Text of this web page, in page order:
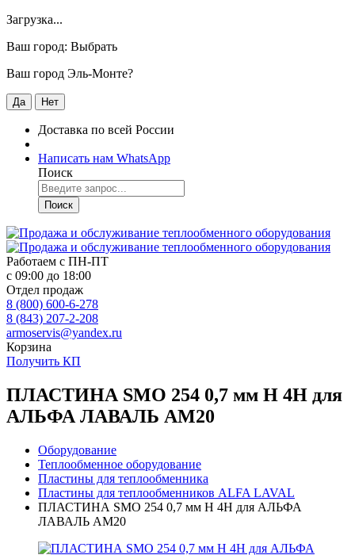
Загрузка...
Ваш город: Выбрать
Ваш город Эль-Монте?
Да Нет
Доставка по всей России
Написать нам WhatsApp
Поиск
Поиск
Работаем с ПН-ПТ
с 09:00 до 18:00
Отдел продаж
8 (800) 600-6-278
8 (843) 207-2-208
armoservis@yandex.ru
Корзина
Получить КП
ПЛАСТИНА SMO 254 0,7 мм H 4H для
АЛЬФА ЛАВАЛЬ AM20
Оборудование
Теплообменное оборудование
Пластины для теплообменника
Пластины для теплообменников ALFA LAVAL
ПЛАСТИНА SMO 254 0,7 мм H 4H для АЛЬФА
ЛАВАЛЬ AM20